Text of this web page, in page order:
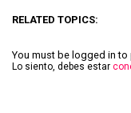
RELATED TOPICS:
You must be logged in
Lo siento, debes estar